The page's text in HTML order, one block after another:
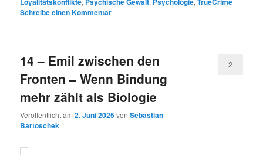
Schreibe einen Kommentar
14 – Emil zwischen den
Fronten – Wenn Bindung
mehr zählt als Biologie
Veröffentlicht am2. Juni 2025vonSebastian
Bartoschek
2